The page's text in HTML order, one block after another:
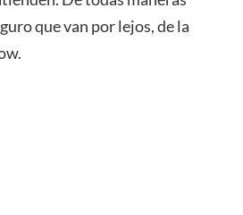
que van por lejos, de la